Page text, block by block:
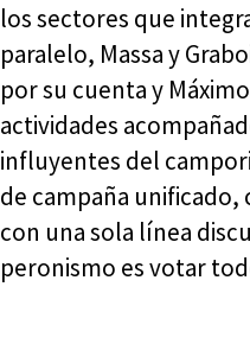
los sectores que
paralelo, Massa y
por su cuenta y
actividades
influyentes del
de campaña unificado,
con una sola línea
peronismo es votar